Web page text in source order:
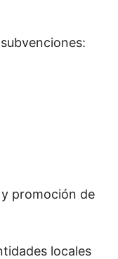
y promoción de
locales